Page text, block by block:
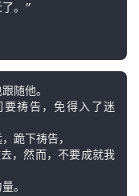
。”
随他。
祷告，免得入了迷
跪下祷告，
，然而，不要成就我
。